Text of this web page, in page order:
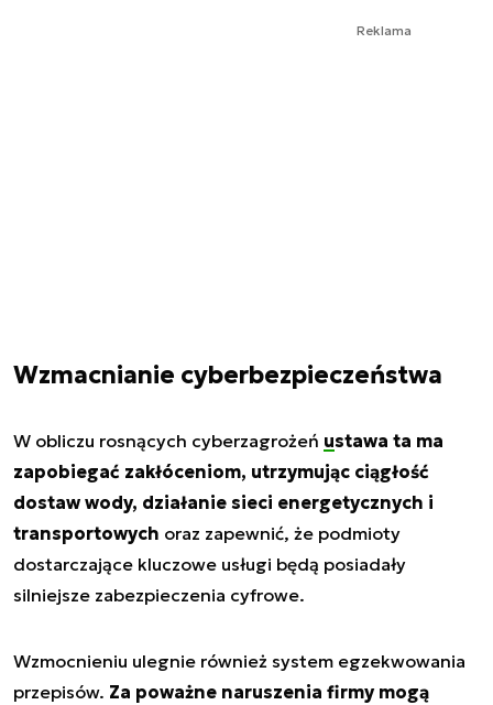
Reklama
Wzmacnianie cyberbezpieczeństwa
W obliczu rosnących cyberzagrożeń ustawa ta ma
zapobiegać zakłóceniom, utrzymując ciągłość
dostaw wody, działanie sieci energetycznych i
transportowych oraz zapewnić, że podmioty
dostarczające kluczowe usługi będą posiadały
silniejsze zabezpieczenia cyfrowe.
Wzmocnieniu ulegnie również system egzekwowania
przepisów. Za poważne naruszenia firmy mogą